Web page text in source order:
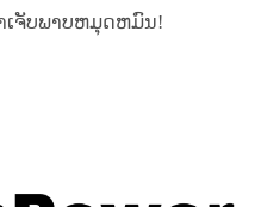
ເຈັບພາບຫມຸດຫມົນ!